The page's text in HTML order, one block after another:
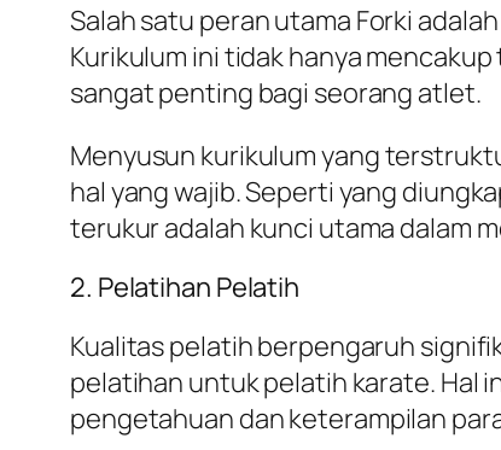
Salah satu peran utama Forki
Kurikulum ini tidak hanya
sangat penting bagi seorang atlet.
Menyusun kurikulum yang
hal yang wajib. Seperti yang
terukur adalah kunci utama dalam
2. Pelatihan Pelatih
Kualitas pelatih berpengaruh
pelatihan untuk pelatih karate. Hal
pengetahuan dan keterampilan